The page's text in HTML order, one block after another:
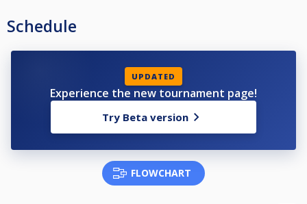
Schedule
UPDATED
Experience the new tournament page!
Try Beta version
FLOWCHART